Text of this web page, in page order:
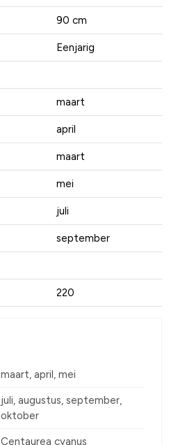
90 cm
Eenjarig
maart
april
maart
mei
juli
september
220
maart, april, mei
juli, augustus, september,
oktober
Centaurea cyanus